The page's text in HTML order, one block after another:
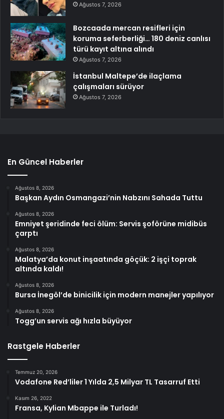
Ağustos 7, 2026
Bozcaada mercan resifleri için
koruma seferberliği… 180 deniz canlısı
türü kayıt altına alındı
Ağustos 7, 2026
İstanbul Maltepe’de ilaçlama
çalışmaları sürüyor
Ağustos 7, 2026
En Güncel Haberler
Ağustos 8, 2026
Başkan Aydın Osmangazi’nin Nabzını Sahada Tuttu
Ağustos 8, 2026
Emniyet şeridinde feci ölüm: Servis şoförüne midibüs
çarptı
Ağustos 8, 2026
Malatya’da konut inşaatında göçük: 2 işçi toprak
altında kaldı!
Ağustos 8, 2026
Bursa İnegöl’de binicilik için modern manejler yapılıyor
Ağustos 8, 2026
Togg’un servis ağı hızla büyüyor
Rastgele Haberler
Temmuz 20, 2026
Vodafone Red’liler 1 Yılda 2,5 Milyar TL Tasarruf Etti
Kasım 26, 2022
Fransa, Kylian Mbappe ile Turladı!